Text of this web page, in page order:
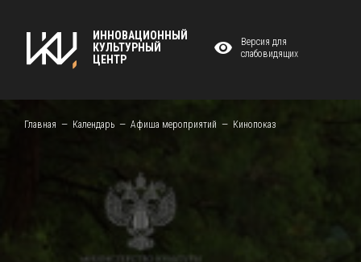
ИННОВАЦИОННЫЙ
КУЛЬТУРНЫЙ
ЦЕНТР
Версия для
слабовидящих
Главная Календарь Афиша мероприятий Кинопоказ